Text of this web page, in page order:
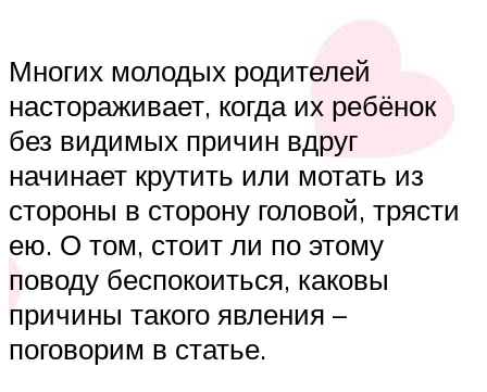
Многих молодых родителей
настораживает, когда их ребёнок
без видимых причин вдруг
начинает крутить или мотать из
стороны в сторону головой, трясти
ею. О том, стоит ли по этому
поводу беспокоиться, каковы
причины такого явления –
поговорим в статье.